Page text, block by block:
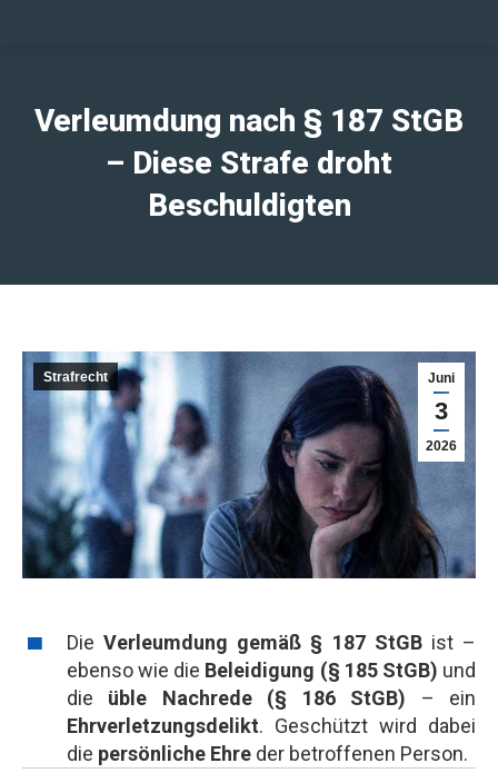
Verleumdung nach § 187 StGB
– Diese Strafe droht
Beschuldigten
Juni
3
2026
Strafrecht
DieVerleumdung gemäß § 187 StGBist –
ebenso wie die Beleidigung (§ 185 StGB) und
die üble Nachrede (§ 186 StGB) – ein
Ehrverletzungsdelikt. Geschützt wird dabei
die persönliche Ehre der betroffenen Person.